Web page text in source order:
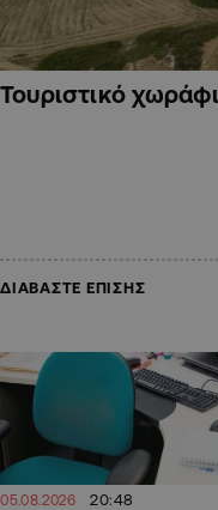
Τουριστικό
ΔΙΑΒΑΣΤΕ ΕΠΙΣΗΣ
05.08.2026 20:48